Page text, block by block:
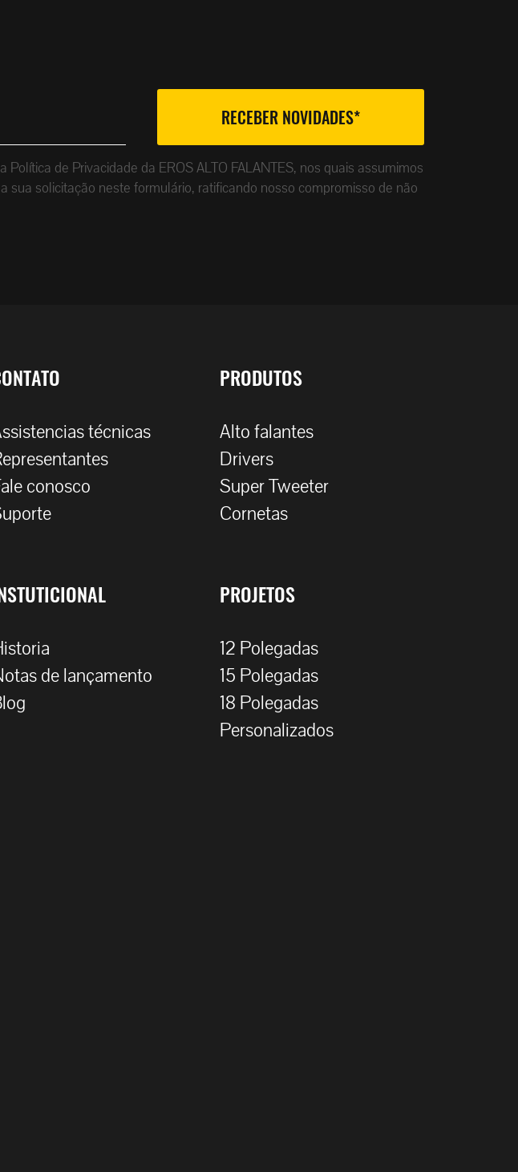
de Privacidade da EROS ALTO FALANTES, nos quais assumimos
solicitação neste formulário, ratificando nosso compromisso de não
técnicas
conosco
PRODUTOS
Alto falantes
Drivers
Super Tweeter
Cornetas
de lançamento
PROJETOS
12 Polegadas
15 Polegadas
18 Polegadas
Personalizados